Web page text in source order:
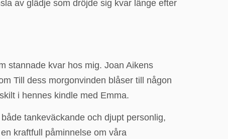
av glädje som dröjde sig kvar länge efter
stannade kvar hos mig. Joan Aikens
Till dess morgonvinden blåser till någon
i hennes kindle med Emma.
tankeväckande och djupt personlig,
kraftfull påminnelse om våra